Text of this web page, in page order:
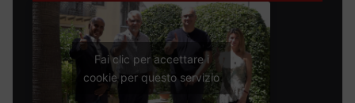
Fai clic per accettare i
cookie per questo servizio